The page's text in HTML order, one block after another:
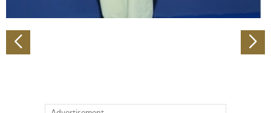
Partner führen diese Informationen möglicherweise mit
haben oder die sie im Rahmen Ihrer Nutzung der Dienste
gesammelt haben.